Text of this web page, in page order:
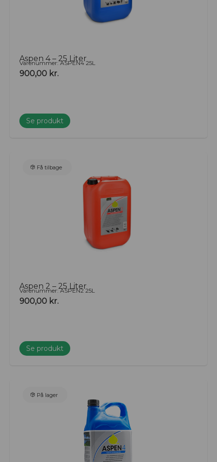
Aspen 4 – 25 Liter
Varenummer: ASPEN4 25L
900,00 kr.
Se produkt
Få tilbage
Aspen 2 – 25 Liter
Varenummer: ASPEN2 25L
900,00 kr.
Se produkt
På lager